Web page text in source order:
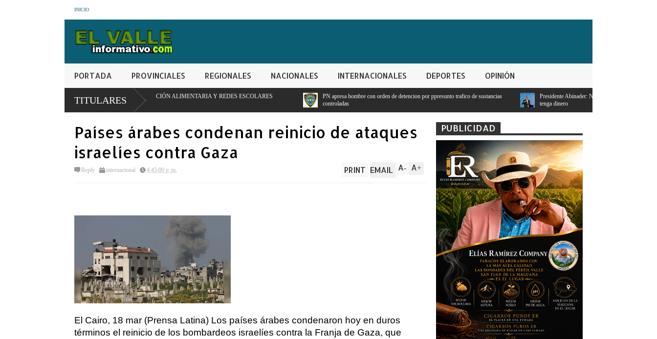
INICIO
PORTADA PROVINCIALES REGIONALES NACIONALES INTERNACIONALES DEPORTES OPINIÓN
TITULARES
DE TRANSFORMACIÓN ALIMENTARIA Y REDES ESCOLARES
PN apresa hombre con orden de detencion por ppresunto trafico de sustancias
Presidente Abinader: Ningún estudiante con notas mayores a 95 se quedará sin
Países árabes condenan reinicio de ataques
israelíes contra Gaza
Reply internacional 4:45:00 p. m. A+
A-
PRINT EMAIL
El Cairo, 18 mar (Prensa Latina) Los países árabes condenaron hoy en duros
términos el reinicio de los bombardeos israelíes contra la Franja de Gaza, que
PUBLICIDAD